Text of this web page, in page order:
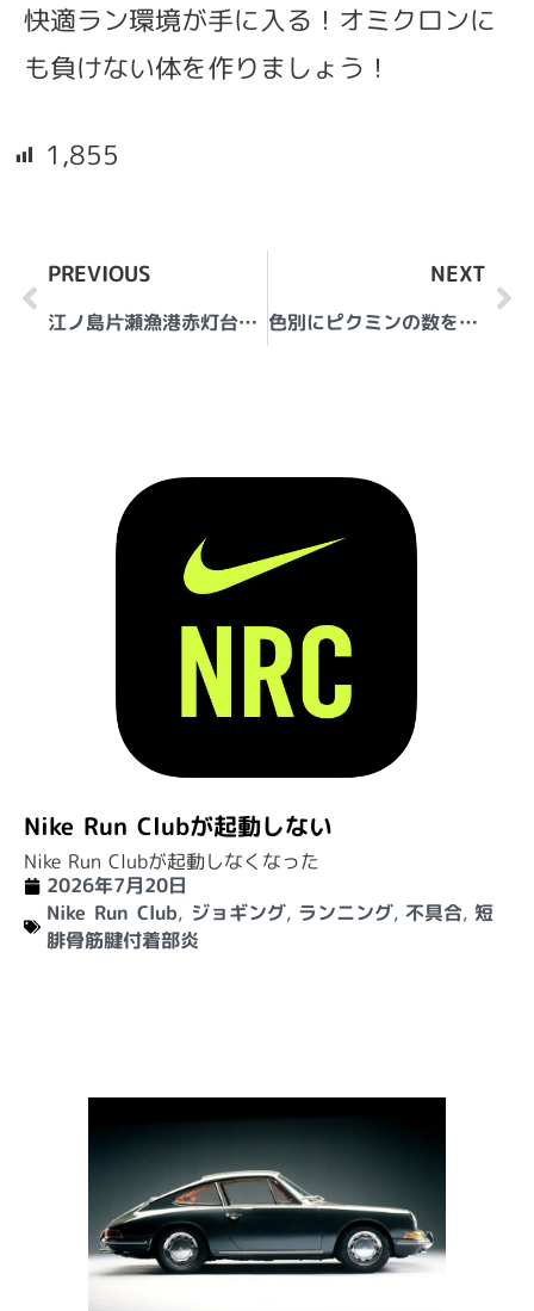
快適ラン環境が手に入る！オミクロンに
も負けない体を作りましょう！
1,855
PREVIOUS
江ノ島片瀬漁港赤灯台釣り禁止設置
NEXT
色別にピクミンの数を知る方法
Nike Run Clubが起動しない
Nike Run Clubが起動しなくなった
2026年7月20日
Nike Run Club, ジョギング, ランニング, 不具合,短
腓骨筋腱付着部炎